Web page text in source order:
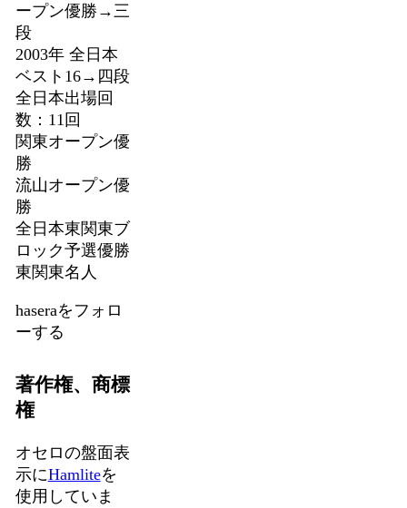
ープン優勝→三
段
2003年 全日本
ベスト16→四段
全日本出場回
数：11回
関東オープン優
勝
流山オープン優
勝
全日本東関東ブ
ロック予選優勝
東関東名人
haseraをフォロ
ーする
著作権、商標
権
オセロの盤面表
示にHamliteを
使用していま